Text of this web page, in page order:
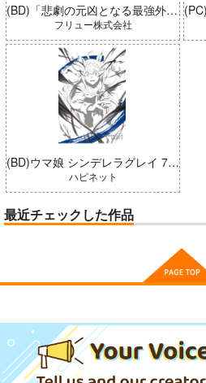
(BD)「悲劇の元凶となる最強外道ラスボス女王は民の為に尽くします。 Season2」BD-BOX 上巻
フリュー株式会社
(BD)ウマ娘 シンデレラグレイ 7 豪華版 (とらのあな限定版)
ハピネット
最近チェックした作品